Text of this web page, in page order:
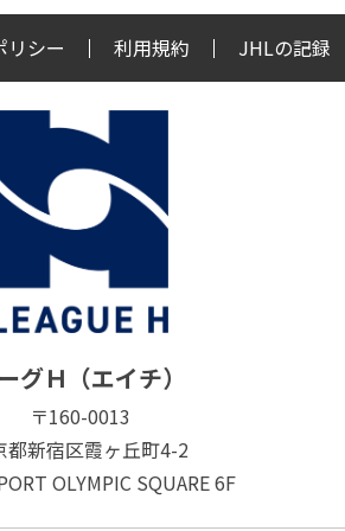
リシー 利用規約 JHLの記録
グＨ（エイチ）
〒160-0013
都新宿区霞ヶ丘町4-2
OLYMPIC SQUARE 6F